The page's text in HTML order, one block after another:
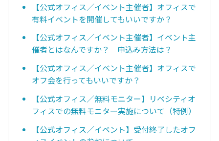
【公式オフィス／イベント主催者】オフィスで
有料イベントを開催してもいいですか？
【公式オフィス／イベント主催者】イベント主
催者とはなんですか？ 申込み方法は？
【公式オフィス／イベント主催者】オフィスで
オフ会を行ってもいいですか？
【公式オフィス／無料モニター】リベシティオ
フィスでの無料モニター実施について（特例）
【公式オフィス／イベント】受付終了したオフ